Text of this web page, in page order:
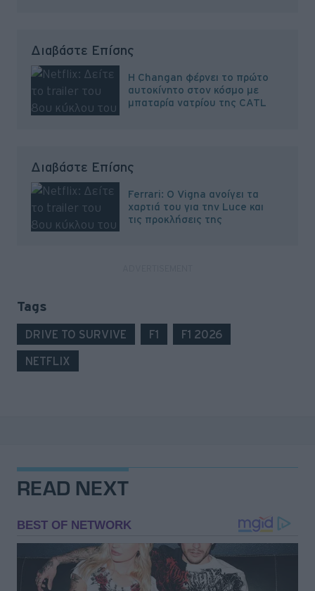
Διαβάστε Επίσης
H Changan φέρνει το πρώτο
αυτοκίνητο στον κόσμο με
μπαταρία νατρίου της CATL
Διαβάστε Επίσης
Ferrari: Ο Vigna ανοίγει τα
χαρτιά του για την Luce και
τις προκλήσεις της
Tags
DRIVE TO SURVIVE F1 F1 2026
NETFLIX
READ NEXT